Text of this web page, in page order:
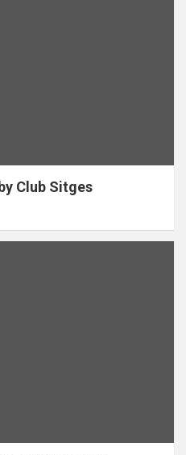
Club Sitges